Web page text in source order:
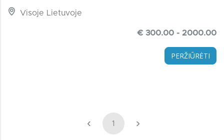
Visoje Lietuvoje
€ 300.00 - 2000.00
PERŽIŪRĖTI
‹ 1 ›